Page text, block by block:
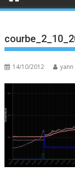
14/10/2012 yann